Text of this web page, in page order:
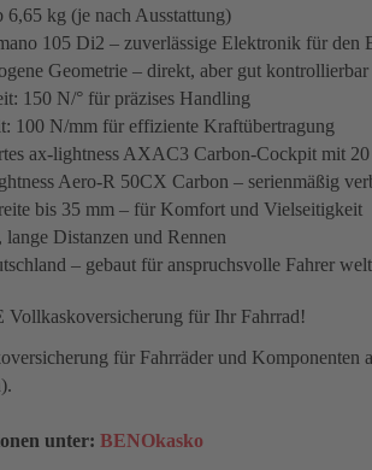
6,65 kg (je nach Ausstattung)
105 Di2 – zuverlässige Elektronik für den
Geometrie – direkt, aber gut kontrollierbar
150 N/° für präzises Handling
100 N/mm für effiziente Kraftübertragung
ax-lightness AXAC3 Carbon-Cockpit mit
Aero-R 50CX Carbon – serienmäßig
bis 35 mm – für Komfort und Vielseitigkeit
Distanzen und Rennen
– gebaut für anspruchsvolle Fahrer
Vollkaskoversicherung für Ihr Fahrrad!
für Fahrräder und
unter: BENOkasko